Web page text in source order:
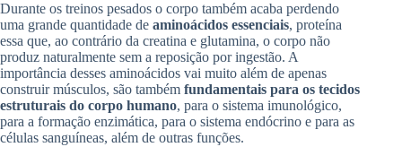
Durante os treinos pesados o corpo também acaba perdendo
uma grande quantidade de aminoácidos essenciais, proteína
essa que, ao contrário da creatina e glutamina, o corpo não
produz naturalmente sem a reposição por ingestão. A
importância desses aminoácidos vai muito além de apenas
construir músculos, são também fundamentais para os tecidos
estruturais do corpo humano, para o sistema imunológico,
para a formação enzimática, para o sistema endócrino e para as
células sanguíneas, além de outras funções.